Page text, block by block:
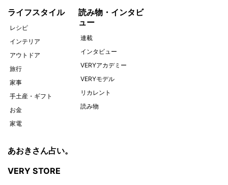
ライフスタイル
レシピ
インテリア
アウトドア
旅行
家事
手土産・ギフト
お金
家電
読み物・インタビ
ュー
連載
インタビュー
VERYアカデミー
VERYモデル
リカレント
読み物
あおきさん占い。
VERY STORE